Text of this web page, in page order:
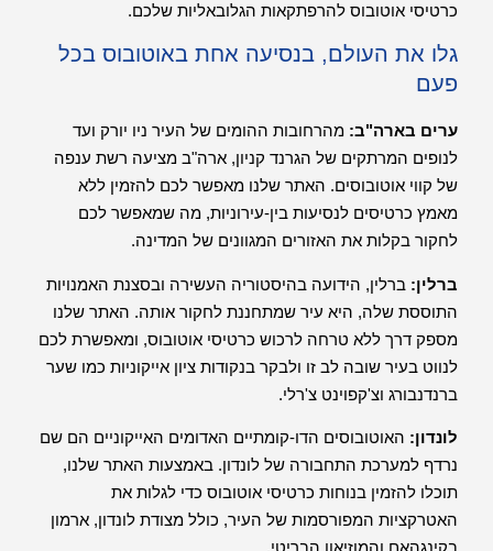
כרטיסי אוטובוס להרפתקאות הגלובאליות שלכם.
גלו את העולם, בנסיעה אחת באוטובוס בכל
פעם
ערים בארה"ב: מהרחובות ההומים של העיר ניו יורק ועד
לנופים המרתקים של הגרנד קניון, ארה"ב מציעה רשת ענפה
של קווי אוטובוסים. האתר שלנו מאפשר לכם להזמין ללא
מאמץ כרטיסים לנסיעות בין-עירוניות, מה שמאפשר לכם
לחקור בקלות את האזורים המגוונים של המדינה.
ברלין: ברלין, הידועה בהיסטוריה העשירה ובסצנת האמנויות
התוססת שלה, היא עיר שמתחננת לחקור אותה. האתר שלנו
מספק דרך ללא טרחה לרכוש כרטיסי אוטובוס, ומאפשרת לכם
לנווט בעיר שובה לב זו ולבקר בנקודות ציון אייקוניות כמו שער
ברנדנבורג וצ'קפוינט צ'רלי.
לונדון: האוטובוסים הדו-קומתיים האדומים האייקוניים הם שם
נרדף למערכת התחבורה של לונדון. באמצעות האתר שלנו,
תוכלו להזמין בנוחות כרטיסי אוטובוס כדי לגלות את
האטרקציות המפורסמות של העיר, כולל מצודת לונדון, ארמון